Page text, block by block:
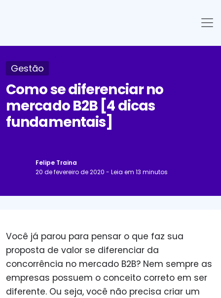
Gestão
Como se diferenciar no
mercado B2B [4 dicas
fundamentais]
Felipe Traina
20 de fevereiro de 2020 - Leia em 13 minutos
Você já parou para pensar o que faz sua
proposta de valor se diferenciar da
concorrência no mercado B2B? Nem sempre as
empresas possuem o conceito correto em ser
diferente. Ou seja, você não precisa criar um